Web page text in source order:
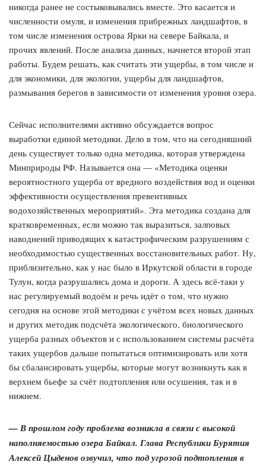
никогда ранее не состыковывались вместе. Это касается и
численности омуля, и изменения прибрежных ландшафтов, в
том числе изменения острова Ярки на севере Байкала, и
прочих явлений. После анализа данных, начнется второй этап
работы. Будем решать, как считать эти ущербы, в том числе и
для экономики, для экологии, ущербы для ландшафтов,
размывания берегов в зависимости от изменения уровня озера.
Сейчас исполнителями активно обсуждается вопрос
выработки единой методики. Дело в том, что на сегодняшний
день существует только одна методика, которая утверждена
Минприроды РФ. Называется она — «Методика оценки
вероятностного ущерба от вредного воздействия вод и оценки
эффективности осуществления превентивных
водохозяйственных мероприятий». Эта методика создана для
кратковременных, если можно так выразиться, залповых
наводнений приводящих к катастрофическим разрушениям с
необходимостью существенных восстановительных работ. Ну,
приблизительно, как у нас было в Иркутской области в городе
Тулун, когда разрушались дома и дороги. А здесь всё-таки у
нас регулируемый водоём и речь идёт о том, что нужно
сегодня на основе этой методики с учётом всех новых данных
и других методик подсчёта экологического, биологического
ущерба разных объектов и с использованием системы расчёта
таких ущербов дальше попытаться оптимизировать или хотя
бы сбалансировать ущербы, которые могут возникнуть как в
верхнем бьефе за счёт подтопления или осушения, так и в
нижнем.
— В прошлом году проблема возникла в связи с высокой
наполняемостью озера Байкал. Глава Республики Бурятия
Алексей Цыденов озвучил, что под угрозой подтопления в